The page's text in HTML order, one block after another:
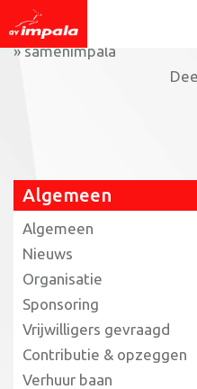
Home»Wij hebben de
»samenimpala
Algemeen
Algemeen
Nieuws
Organisatie
Sponsoring
Vrijwilligers gevraagd
Contributie & opzeggen
Verhuur baan